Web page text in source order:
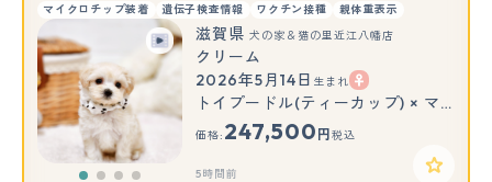
マイクロチップ装着 遺伝子検査情報 ワクチン接種 親体重表示
滋賀県 犬の家＆猫の里近江八幡店
クリーム
2026年5月14日 生まれ
トイプードル(ティーカップ) × マルチーズ
価格: 247,500 円 税込
5時間前